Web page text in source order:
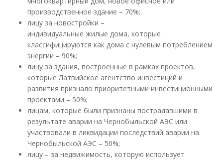
производственное здание – 70%;
лицу за новостройки –
индивидуальные жилые дома, которые
классифицируются как дома с нулевым потреблением
энергии – 90%;
лицу за здания, построенные в рамках проектов,
которые Латвийское агентство инвестиций и
развития признало приоритетными инвестиционными
проектами – 50%;
лицам, которые были признаны пострадавшими в
результате аварии на Чернобыльской АЭС или
участвовали в ликвидации последствий аварии на
Чернобыльской АЭС – 50%;
лицу – за недвижимость, которую использует